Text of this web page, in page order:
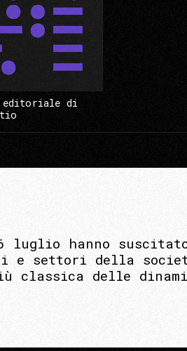
editoriale di
hanno
e settori della
classica delle